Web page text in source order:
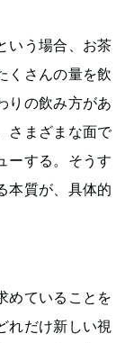
いう場合、お茶
くさんの量を飲
りの飲み方があ
さまざまな面で
ーする。そうす
本質が、具体的
めていることを
れだけ新しい視